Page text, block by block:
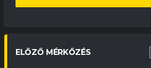
ELŐZŐ MÉRKŐZÉS